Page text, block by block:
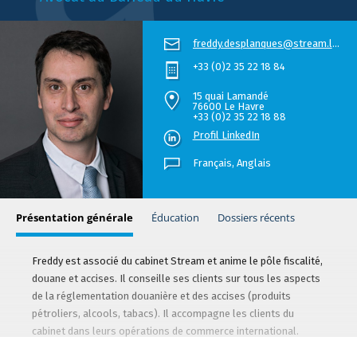
Présentation générale Éducation Dossiers récents
Freddy est associé du cabinet Stream et anime le pôle fiscalité,
douane et accises. Il conseille ses clients sur tous les aspects
de la réglementation douanière et des accises (produits
pétroliers, alcools, tabacs). Il accompagne les clients du
cabinet dans leurs opérations de commerce international.
freddy.desplanques@stream.law
+33 (0)2 35 22 18 84
15 quai Lamandé
76600 Le Havre
+33 (0)2 35 22 18 88
Profil LinkedIn
Français, Anglais